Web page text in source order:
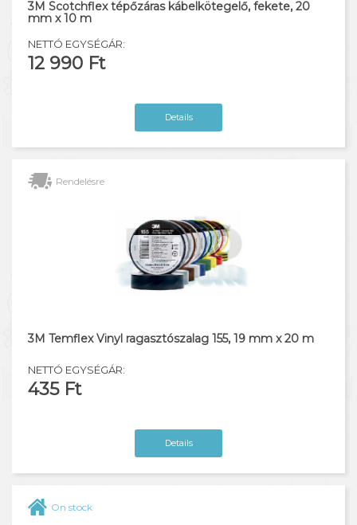
3M Scotchflex tépőzáras kábelkötegelő, fekete, 20
mm x 10 m
NETTÓ EGYSÉGÁR:
12 990 Ft
Details
Rendelésre
3M Temflex Vinyl ragasztószalag 155, 19 mm x 20 m
NETTÓ EGYSÉGÁR:
435 Ft
Details
On stock